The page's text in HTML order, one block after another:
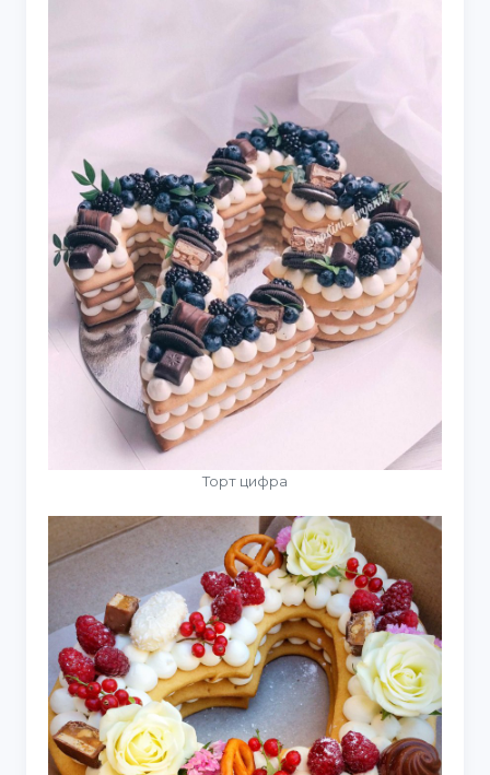
Торт цифра